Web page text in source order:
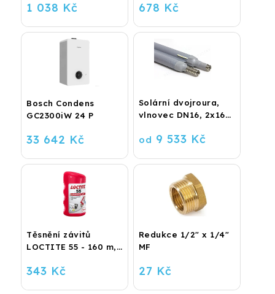
1 038 Kč 678 Kč
Bosch Condens
GC2300iW 24 P
33 642 Kč
Solární dvojroura,
vlnovec DN16, 2x16
od 9 533 Kč
Těsnění závitů
LOCTITE 55 - 160 m,
343 Kč
Redukce 1/2" x 1/4"
MF
27 Kč